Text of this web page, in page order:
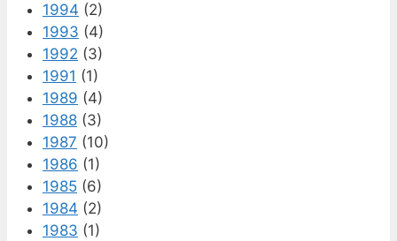
1994 (2)
1993 (4)
1992 (3)
1991 (1)
1989 (4)
1988 (3)
1987 (10)
1986 (1)
1985 (6)
1984 (2)
1983 (1)